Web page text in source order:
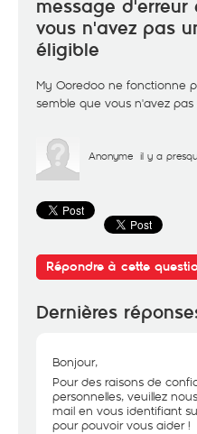
message d'erreur
vous n'avez pas
éligible
My Ooredoo ne fonctionne
semble que vous n'avez
Anonyme il y a
Répondre à cette
Dernières
Bonjour,
Pour des raisons de
personnelles, veuillez
mail en vous identifiant
pour pouvoir vous aider !